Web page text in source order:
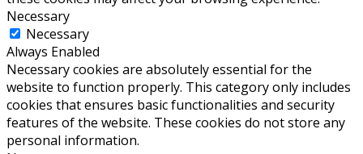
Necessary
Necessary
Always Enabled
Necessary cookies are absolutely essential for the
website to function properly. This category only includes
cookies that ensures basic functionalities and security
features of the website. These cookies do not store any
personal information.